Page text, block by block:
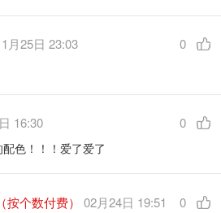
月25日 23:03 0
16:30 0
色！！！爱了爱了
（按个数付费） 02月24日 19:51 0